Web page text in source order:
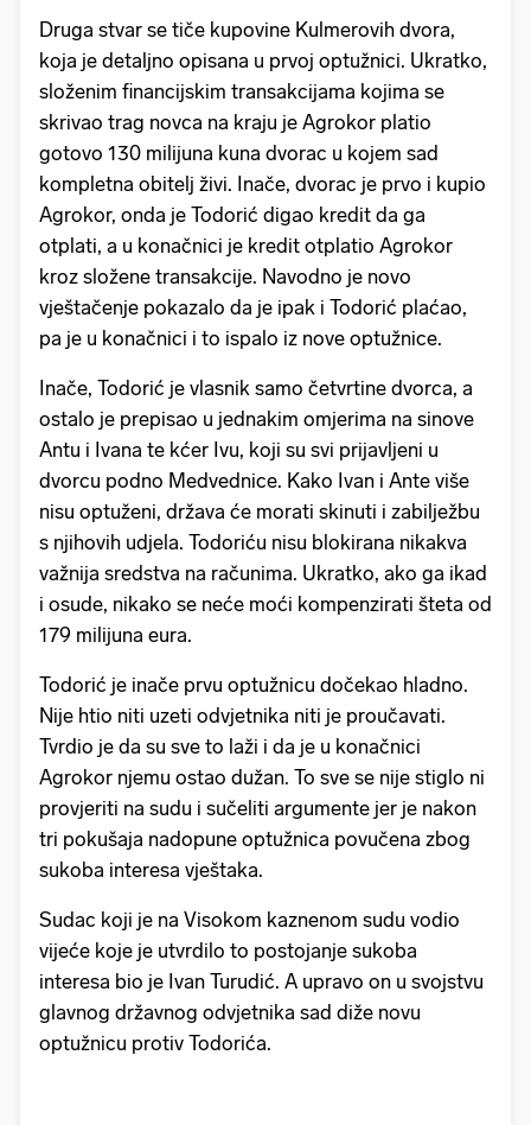
Druga stvar se tiče kupovine Kulmerovih dvora,
koja je detaljno opisana u prvoj optužnici. Ukratko,
složenim financijskim transakcijama kojima se
skrivao trag novca na kraju je Agrokor platio
gotovo 130 milijuna kuna dvorac u kojem sad
kompletna obitelj živi. Inače, dvorac je prvo i kupio
Agrokor, onda je Todorić digao kredit da ga
otplati, a u konačnici je kredit otplatio Agrokor
kroz složene transakcije. Navodno je novo
vještačenje pokazalo da je ipak i Todorić plaćao,
pa je u konačnici i to ispalo iz nove optužnice.
Inače, Todorić je vlasnik samo četvrtine dvorca, a
ostalo je prepisao u jednakim omjerima na sinove
Antu i Ivana te kćer Ivu, koji su svi prijavljeni u
dvorcu podno Medvednice. Kako Ivan i Ante više
nisu optuženi, država će morati skinuti i zabilježbu
s njihovih udjela. Todoriću nisu blokirana nikakva
važnija sredstva na računima. Ukratko, ako ga ikad
i osude, nikako se neće moći kompenzirati šteta od
179 milijuna eura.
Todorić je inače prvu optužnicu dočekao hladno.
Nije htio niti uzeti odvjetnika niti je proučavati.
Tvrdio je da su sve to laži i da je u konačnici
Agrokor njemu ostao dužan. To sve se nije stiglo ni
provjeriti na sudu i sučeliti argumente jer je nakon
tri pokušaja nadopune optužnica povučena zbog
sukoba interesa vještaka.
Sudac koji je na Visokom kaznenom sudu vodio
vijeće koje je utvrdilo to postojanje sukoba
interesa bio je Ivan Turudić. A upravo on u svojstvu
glavnog državnog odvjetnika sad diže novu
optužnicu protiv Todorića.